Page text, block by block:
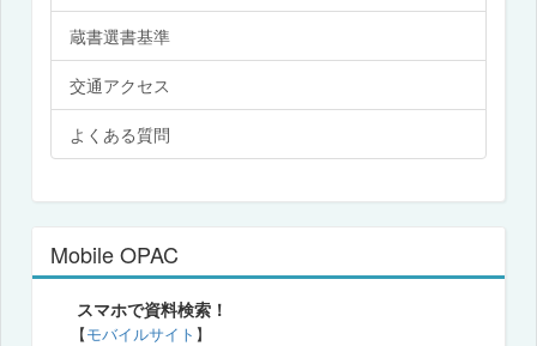
蔵書選書基準
交通アクセス
よくある質問
Mobile OPAC
スマホで資料検索！
【モバイルサイト 】